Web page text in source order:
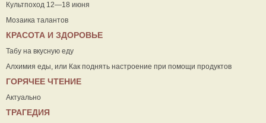
Культпоход 12—18 июня
Мозаика талантов
КРАСОТА И ЗДОРОВЬЕ
Табу на вкусную еду
Алхимия еды, или Как поднять настроение при помощи продуктов
ГОРЯЧЕЕ ЧТЕНИЕ
Актуально
ТРАГЕДИЯ